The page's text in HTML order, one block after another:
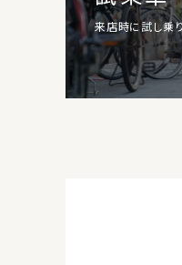
来店時に試し乗